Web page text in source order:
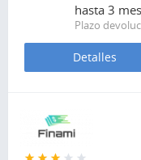
hasta 3
Plazo
Detalles